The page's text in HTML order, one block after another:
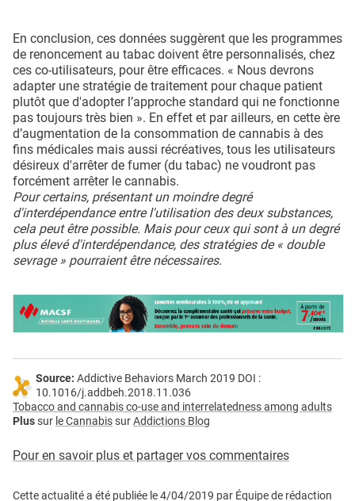
En conclusion, ces données suggèrent que les programmes
de renoncement au tabac doivent être personnalisés, chez
ces co-utilisateurs, pour être efficaces. « Nous devrons
adapter une stratégie de traitement pour chaque patient
plutôt que d'adopter l’approche standard qui ne fonctionne
pas toujours très bien ». En effet et par ailleurs, en cette ère
d’augmentation de la consommation de cannabis à des
fins médicales mais aussi récréatives, tous les utilisateurs
désireux d'arrêter de fumer (du tabac) ne voudront pas
forcément arrêter le cannabis.
Pour certains, présentant un moindre degré
d'interdépendance entre l'utilisation des deux substances,
cela peut être possible. Mais pour ceux qui sont à un degré
plus élevé d'interdépendance, des stratégies de « double
sevrage » pourraient être nécessaires.
Source: Addictive Behaviors March 2019 DOI :
10.1016/j.addbeh.2018.11.036
Tobacco and cannabis co-use and interrelatedness among adults
Plussur le CannabissurAddictions Blog
Pour en savoir plus et partager vos commentaires
Cette actualité a été publiée le4/04/2019 par Équipe de rédaction